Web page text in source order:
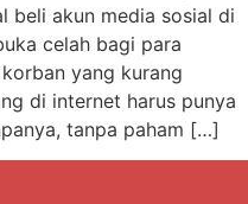
beli akun media sosial di
celah bagi para
yang kurang
di internet harus punya
tanpa paham […]